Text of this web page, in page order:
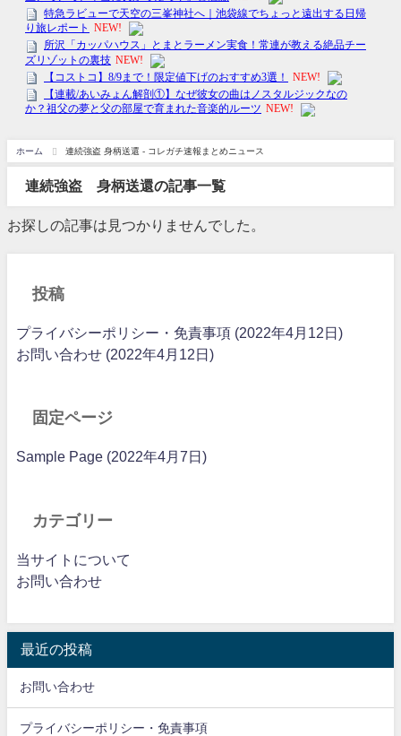
ホーム 連続強盗 身柄送還 - コレガチ速報まとめニュース
連続強盗 身柄送還の記事一覧
お探しの記事は見つかりませんでした。
投稿
プライバシーポリシー・免責事項 (2022年4月12日)
お問い合わせ (2022年4月12日)
固定ページ
Sample Page (2022年4月7日)
カテゴリー
当サイトについて
お問い合わせ
最近の投稿
お問い合わせ
プライバシーポリシー・免責事項